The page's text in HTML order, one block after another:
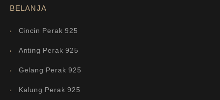
BELANJA
Cincin Perak 925
Anting Perak 925
Gelang Perak 925
Kalung Perak 925